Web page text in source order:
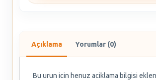
Açıklama Yorumlar (0)
Bu urun icin henuz aciklama bilgisi